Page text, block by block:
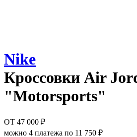
Nike
Кроссовки Air
"Motorsports"
ОТ 47 000 ₽
можно 4 платежа по 11 750 ₽